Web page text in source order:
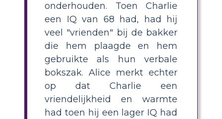
onderhouden. Toen Charlie
een IQ van 68 had, had hij
veel "vrienden" bij de bakker
die hem plaagde en hem
gebruikte als hun verbale
bokszak. Alice merkt echter
op dat Charlie een
vriendelijkheid en warmte
had toen hij een lager IQ had